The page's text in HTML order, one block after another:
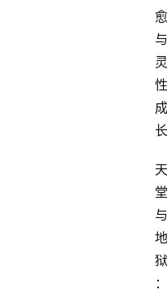
愈
与
灵
性
成
长
天
堂
与
地
狱
：